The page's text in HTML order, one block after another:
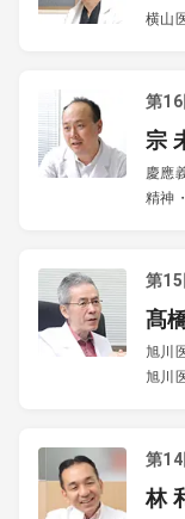
横山
第16
宗
慶應
精神
第15
髙
旭川
旭川
第14
林